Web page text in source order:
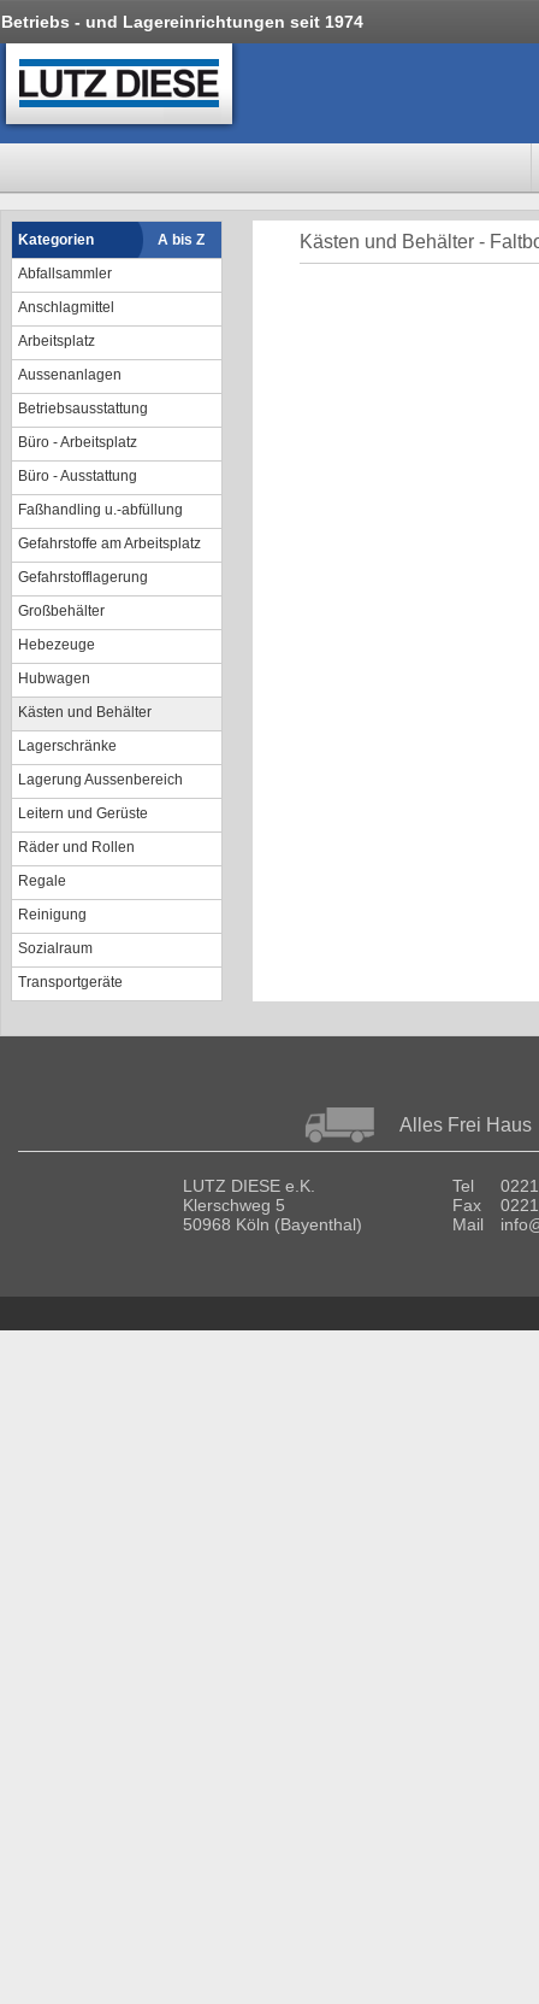
Betriebs - und Lagereinrichtungen seit 1974
Kategorien
A bis Z
Abfallsammler
Anschlagmittel
Arbeitsplatz
Aussenanlagen
Betriebsausstattung
Büro - Arbeitsplatz
Büro - Ausstattung
Faßhandling u.-abfüllung
Gefahrstoffe am Arbeitsplatz
Gefahrstofflagerung
Großbehälter
Hebezeuge
Hubwagen
Kästen und Behälter
Lagerschränke
Lagerung Aussenbereich
Leitern und Gerüste
Räder und Rollen
Regale
Reinigung
Sozialraum
Transportgeräte
Kästen und Behälter -
Alles Frei Haus
LUTZ DIESE e.K.
Klerschweg 5
50968 Köln (Bayenthal)
Tel
Fax
Mail